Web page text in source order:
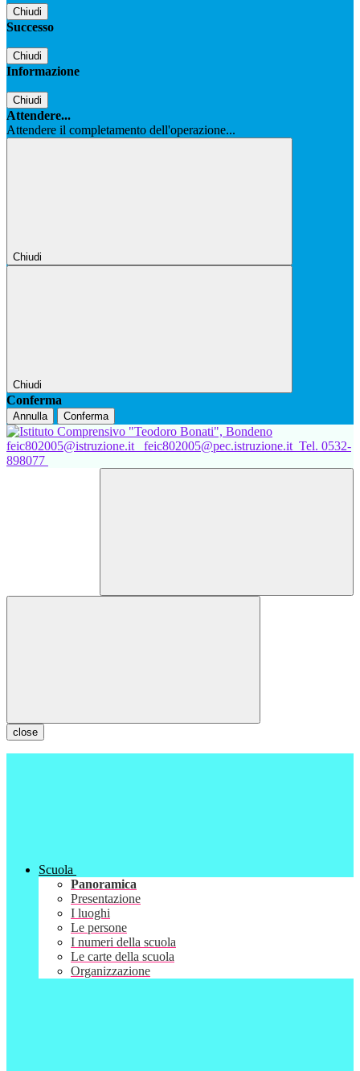
Chiudi
Successo
Chiudi
Informazione
Chiudi
Attendere...
Attendere il completamento dell'operazione...
Chiudi
Chiudi
Conferma
Annulla Conferma
feic802005@istruzione.it feic802005@pec.istruzione.it Tel. 0532-
898077
close
Scuola
Panoramica
Presentazione
I luoghi
Le persone
I numeri della scuola
Le carte della scuola
Organizzazione